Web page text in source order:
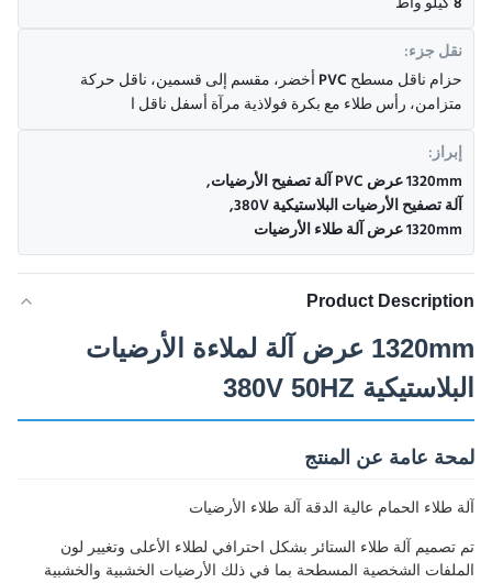
نقل جزء:
حزام ناقل مسطح PVC أخضر، مقسم إلى قسمين، ناقل حركة
متزامن، رأس طلاء مع بكرة فولاذية مرآة أسفل ناقل ا
إبراز:
1320mm عرض PVC آلة تصفيح الأرضيات
,
آلة تصفيح الأرضيات البلاستيكية 380V ,
1320mm عرض آلة طلاء الأرضيات
Product Description
1320mm عرض آلة لملاءة الأرضيات
البلاستيكية 380V 50HZ
لمحة عامة عن المنتج
آلة طلاء الحمام عالية الدقة آلة طلاء الأرضيات
تم تصميم آلة طلاء الستائر بشكل احترافي لطلاء الأعلى وتغيير لون
الملفات الشخصية المسطحة بما في ذلك الأرضيات الخشبية والخشبية